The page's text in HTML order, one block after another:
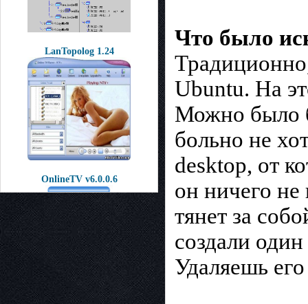
LanTopolog 1.24
OnlineTV v6.0.0.6
Что было
Ubuntu. На
Можно было
больно не
desktop, от
он ничего не
тянет за
создали
Удаляешь